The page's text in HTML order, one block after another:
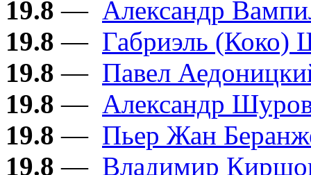
19.8 — Александр
19.8 — Габриэль (Коко)
19.8 — Павел
19.8 — Александр
19.8 — Пьер Жан
19.8 — Владимир